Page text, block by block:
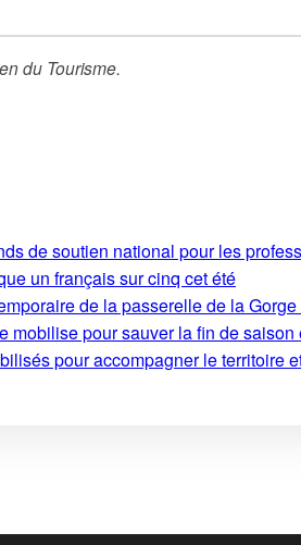
du Tourisme.
de soutien national pour les
un français sur cinq cet été
de la passerelle de la
mobilise pour sauver la fin de
pour accompagner le territoire